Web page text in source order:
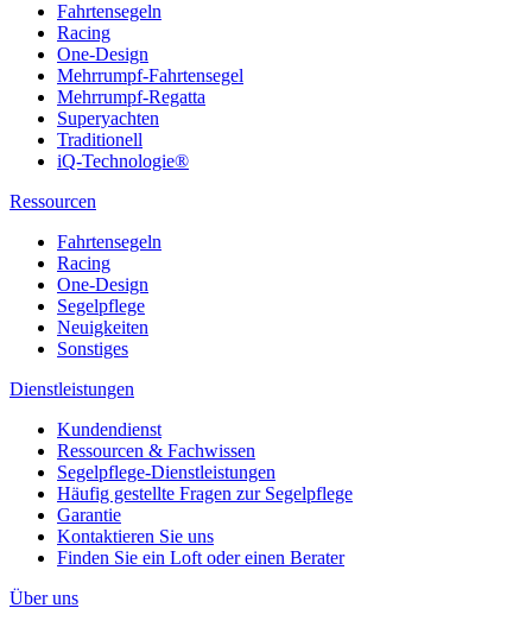
Fahrtensegeln
Racing
One-Design
Mehrrumpf-Fahrtensegel
Mehrrumpf-Regatta
Superyachten
Traditionell
iQ-Technologie®
Ressourcen
Fahrtensegeln
Racing
One-Design
Segelpflege
Neuigkeiten
Sonstiges
Dienstleistungen
Kundendienst
Ressourcen & Fachwissen
Segelpflege-Dienstleistungen
Häufig gestellte Fragen zur Segelpflege
Garantie
Kontaktieren Sie uns
Finden Sie ein Loft oder einen Berater
Über uns